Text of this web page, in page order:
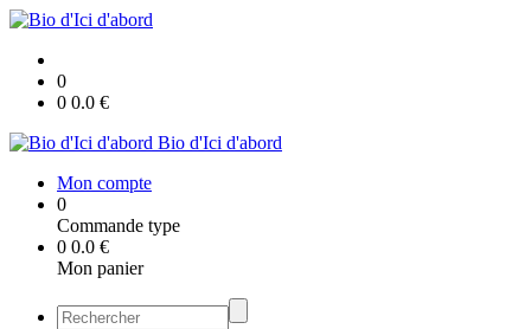
0
0 0.0 €
Bio d'Ici d'abord
Mon compte
0
Commande type
0 0.0 €
Mon panier